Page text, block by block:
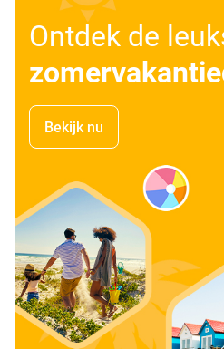
Ontdek de
Bekijk nu